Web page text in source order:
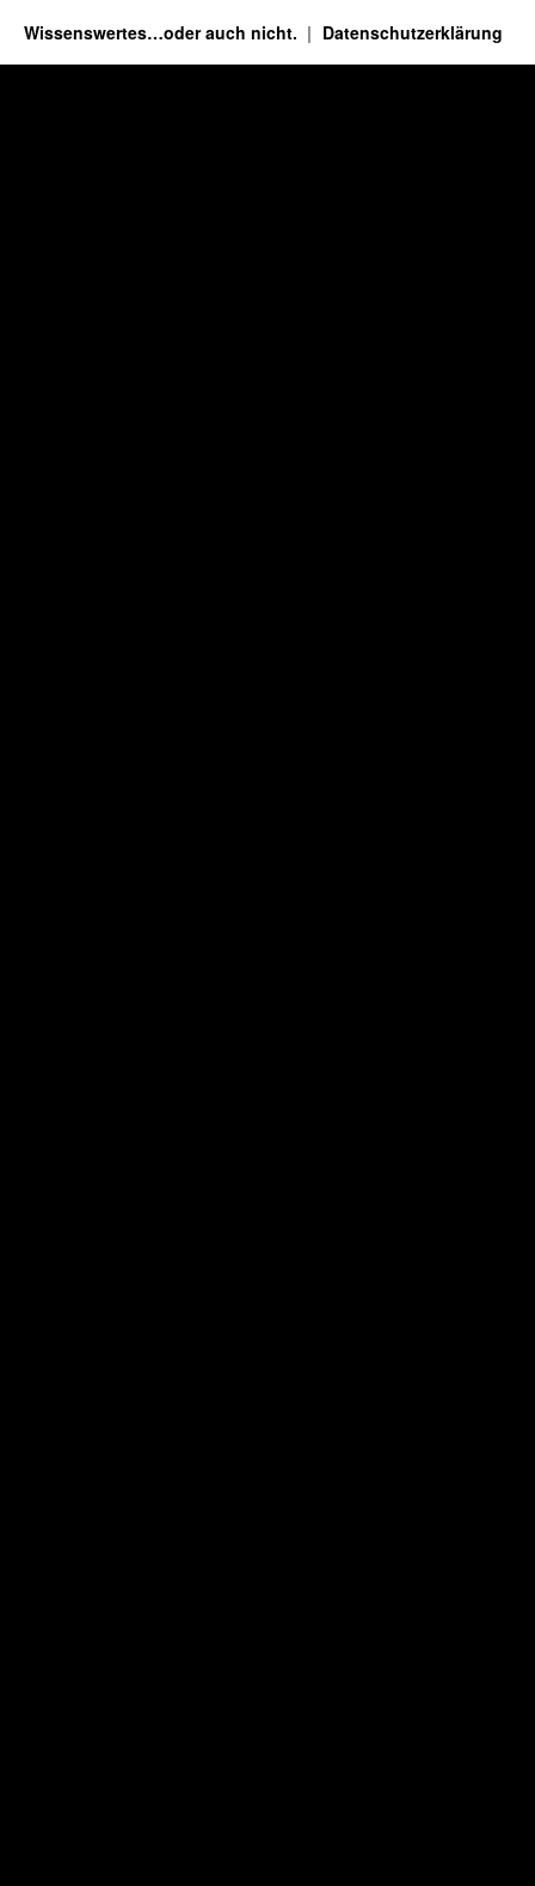
Wissenswertes…oder auch nicht. Datenschutzerklärung